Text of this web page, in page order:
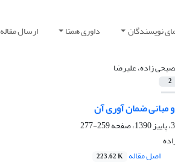
نویسندگان داوری همتا ارسال مقاله
زاده، علیرضا
2
مبانی ضمان آوری آن
259-277
اصل مقاله 223.62 K